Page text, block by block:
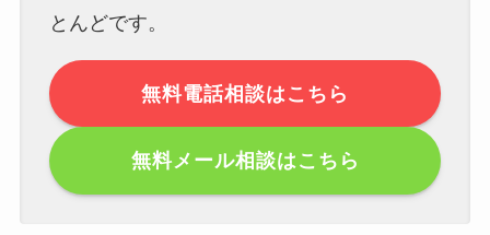
とんどです。
無料電話相談はこちら
無料メール相談はこちら